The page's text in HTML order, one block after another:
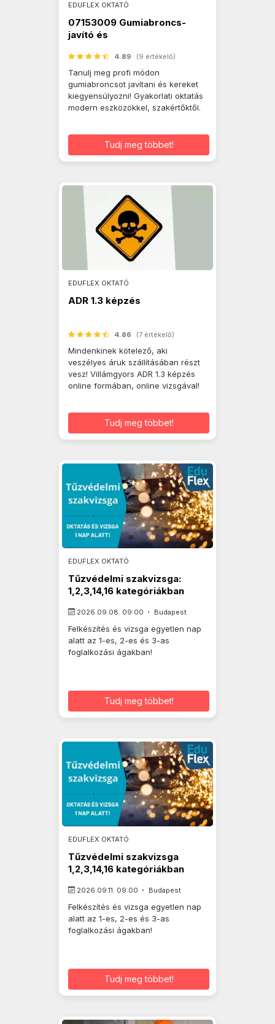
EDUFLEX OKTATÓ
07153009 Gumiabroncs-
javító és
4.89 (9 értékelő)
Tanulj meg profi módon
gumiabroncsot javítani és kereket
kiegyensúlyozni! Gyakorlati oktatás
modern eszközökkel, szakértőktől.
Tudj meg többet!
EDUFLEX OKTATÓ
ADR 1.3 képzés
4.86 (7 értékelő)
Mindenkinek kötelező, aki
veszélyes áruk szállításában részt
vesz! Villámgyors ADR 1.3 képzés
online formában, online vizsgával!
Tudj meg többet!
EDUFLEX OKTATÓ
Tűzvédelmi szakvizsga:
1,2,3,14,16 kategóriákban
2026.09.08. 09:00 Budapest
Felkészítés és vizsga egyetlen nap
alatt az 1-es, 2-es és 3-as
foglalkozási ágakban!
Tudj meg többet!
EDUFLEX OKTATÓ
Tűzvédelmi szakvizsga
1,2,3,14,16 kategóriákban
2026.09.11. 09:00 Budapest
Felkészítés és vizsga egyetlen nap
alatt az 1-es, 2-es és 3-as
foglalkozási ágakban!
Tudj meg többet!